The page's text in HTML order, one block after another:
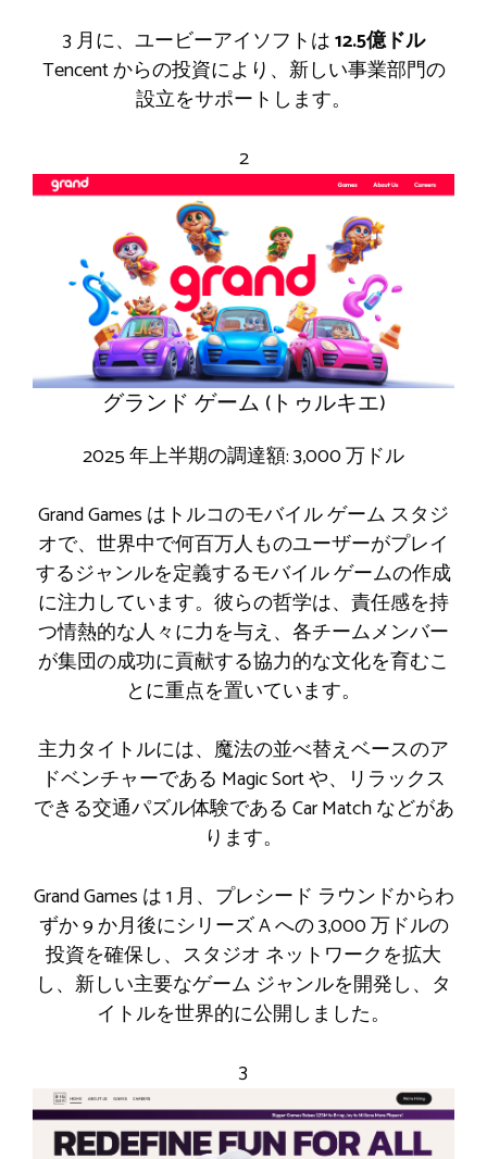
3 月に、ユービーアイソフトは12.5億ドル
Tencent からの投資により、新しい事業部門の
設立をサポートします。
2
グランド ゲーム (トゥルキエ)
2025 年上半期の調達額: 3,000 万ドル
Grand Games はトルコのモバイル ゲーム スタジ
オで、世界中で何百万人ものユーザーがプレイ
するジャンルを定義するモバイル ゲームの作成
に注力しています。彼らの哲学は、責任感を持
つ情熱的な人々に力を与え、各チームメンバー
が集団の成功に貢献する協力的な文化を育むこ
とに重点を置いています。
主力タイトルには、魔法の並べ替えベースのア
ドベンチャーである Magic Sort や、リラックス
できる交通パズル体験である Car Match などがあ
ります。
Grand Games は 1 月、プレシード ラウンドからわ
ずか 9 か月後にシリーズ A への 3,000 万ドルの
投資を確保し、スタジオ ネットワークを拡大
し、新しい主要なゲーム ジャンルを開発し、タ
イトルを世界的に公開しました。
3